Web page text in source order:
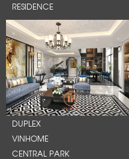
RESIDENCE
DUPLEX
VINHOME
CENTRAL PARK